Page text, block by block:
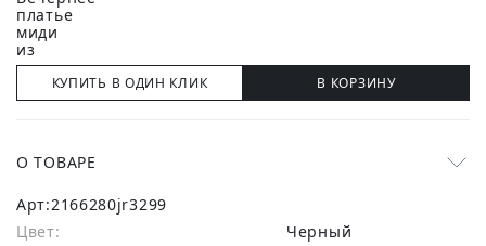
КУПИТЬ В ОДИН КЛИК В КОРЗИНУ
О ТОВАРЕ
Арт:2166280jr3299
Цвет:
Черный